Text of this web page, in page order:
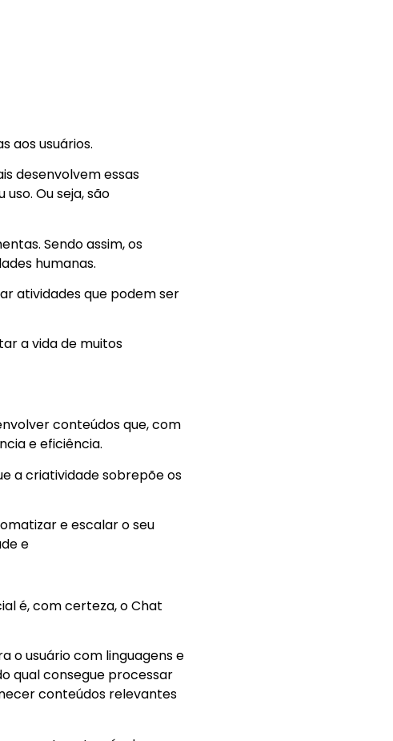
aos usuários.
desenvolvem essas
Ou seja, são
Sendo assim, os
humanas.
atividades que podem ser
a vida de muitos
conteúdos que, com
e eficiência.
a criatividade sobrepõe os
e escalar o seu
e
é, com certeza, o Chat
o usuário com linguagens e
qual consegue processar
conteúdos relevantes